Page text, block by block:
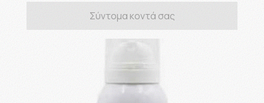
Σύντομα κοντά σας